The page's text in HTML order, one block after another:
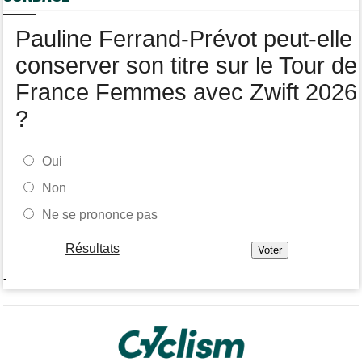
Pauline Ferrand-Prévot peut-elle
conserver son titre sur le Tour de
France Femmes avec Zwift 2026
?
Oui
Non
Ne se prononce pas
Résultats
-